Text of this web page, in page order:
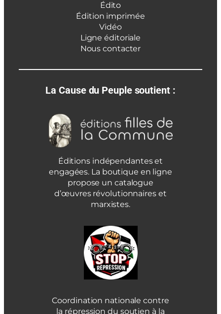
Édito
Édition imprimée
Vidéo
Ligne éditoriale
Nous contacter
La Cause du Peuple soutient :
Éditions indépendantes et
engagées. La boutique en ligne
propose un catalogue
d’œuvres révolutionnaires et
marxistes.
Coordination nationale contre
la répression du soutien à la